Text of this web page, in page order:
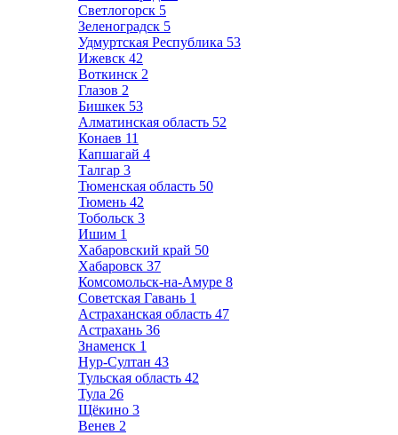
Светлогорск 5
Зеленоградск 5
Удмуртская Республика 53
Ижевск 42
Воткинск 2
Глазов 2
Бишкек 53
Алматинская область 52
Конаев 11
Капшагай 4
Талгар 3
Тюменская область 50
Тюмень 42
Тобольск 3
Ишим 1
Хабаровский край 50
Хабаровск 37
Комсомольск-на-Амуре 8
Советская Гавань 1
Астраханская область 47
Астрахань 36
Знаменск 1
Нур-Султан 43
Тульская область 42
Тула 26
Щёкино 3
Венев 2